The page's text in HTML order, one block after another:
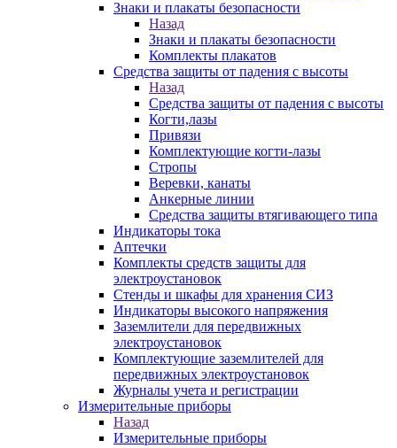
Знаки и плакаты безопасности
Назад
Знаки и плакаты безопасности
Комплекты плакатов
Средства защиты от падения с высоты
Назад
Средства защиты от падения с высоты
Когти,лазы
Привязи
Комплектующие когти-лазы
Стропы
Веревки, канаты
Анкерные линии
Средства защиты втягивающего типа
Индикаторы тока
Аптечки
Комплекты средств защиты для
электроустановок
Стенды и шкафы для хранения СИЗ
Индикаторы высокого напряжения
Заземлители для передвижных
электроустановок
Комплектующие заземлителей для
передвижных электроустановок
Журналы учета и регистрации
Измерительные приборы
Назад
Измерительные приборы